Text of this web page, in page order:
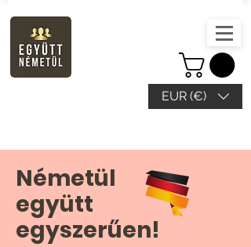
EUR (€)
Németül
együtt
egyszerűen!